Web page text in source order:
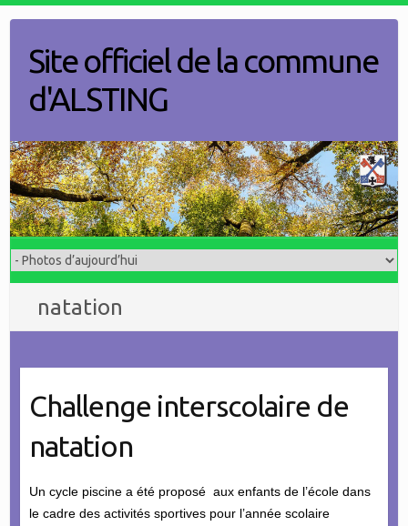
contentSite officiel de la commune
d'ALSTING
natation
Challenge interscolaire de
natation
Un cycle piscine a été proposé aux enfants de l’école dans
le cadre des activités sportives pour l’année scolaire